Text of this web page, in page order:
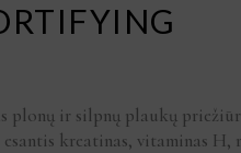
plonų ir silpnų plaukų
kreatinas, vitaminas H,